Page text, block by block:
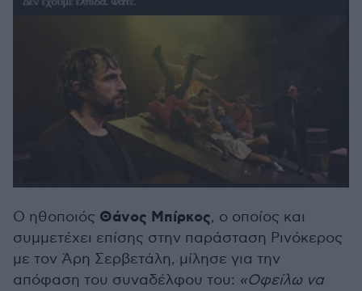
Ο ηθοποιός Θάνος Μπίρκος, ο οποίος και
συμμετέχει επίσης στην παράσταση Ρινόκερος
με τον Άρη Σερβετάλη, μίλησε για την
απόφαση του συναδέλφου του: «Οφείλω να